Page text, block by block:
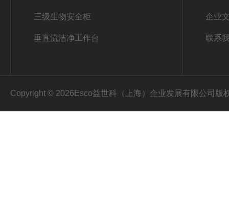
三级生物安全柜
垂直流洁净工作台
企业
联系
Copyright © 2026Esco益世科（上海）企业发展有限公司